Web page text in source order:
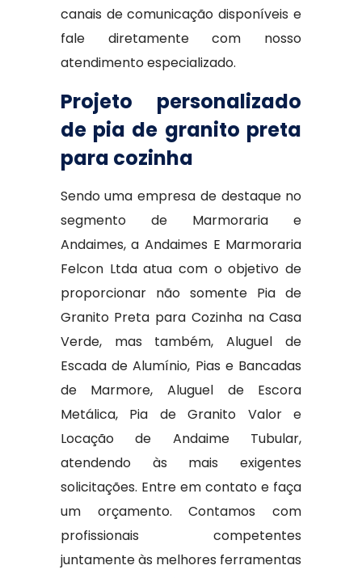
canais de comunicação disponíveis e
fale diretamente com nosso
atendimento especializado.
Projeto personalizado
de pia de granito preta
para cozinha
Sendo uma empresa de destaque no
segmento de Marmoraria e
Andaimes, a Andaimes E Marmoraria
Felcon Ltda atua com o objetivo de
proporcionar não somente Pia de
Granito Preta para Cozinha na Casa
Verde, mas também, Aluguel de
Escada de Alumínio, Pias e Bancadas
de Marmore, Aluguel de Escora
Metálica, Pia de Granito Valor e
Locação de Andaime Tubular,
atendendo às mais exigentes
solicitações. Entre em contato e faça
um orçamento. Contamos com
profissionais competentes
juntamente às melhores ferramentas